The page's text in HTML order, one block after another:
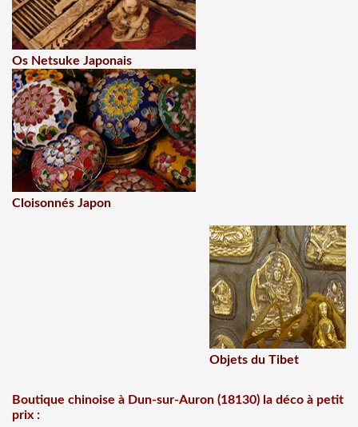
Os Netsuke Japonais
Cloisonnés Japon
Objets du Tibet
Boutique chinoise à Dun-sur-Auron (18130) la déco à petit
prix :